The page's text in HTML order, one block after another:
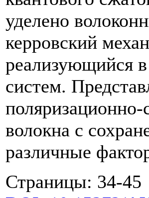
уделено
керровский
реализующийся
систем.
волокна с
различные
Страницы: 34-45